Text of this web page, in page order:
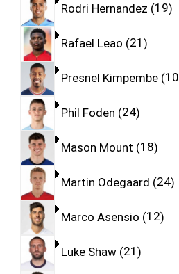
Rodri Hernandez 19
Rafael Leao 21
Presnel Kimpembe 10
Phil Foden 24
Mason Mount 18
Martin Odegaard 24
Marco Asensio 12
Luke Shaw 21